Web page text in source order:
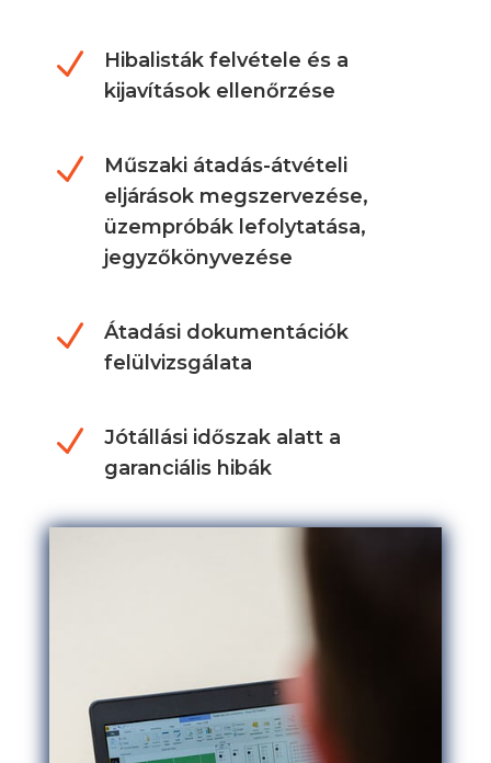
N
Hibalisták felvétele és a
kijavítások ellenőrzése
N
Műszaki átadás-átvételi
eljárások megszervezése,
üzempróbák lefolytatása,
jegyzőkönyvezése
N
Átadási dokumentációk
felülvizsgálata
N
Jótállási időszak alatt a
garanciális hibák